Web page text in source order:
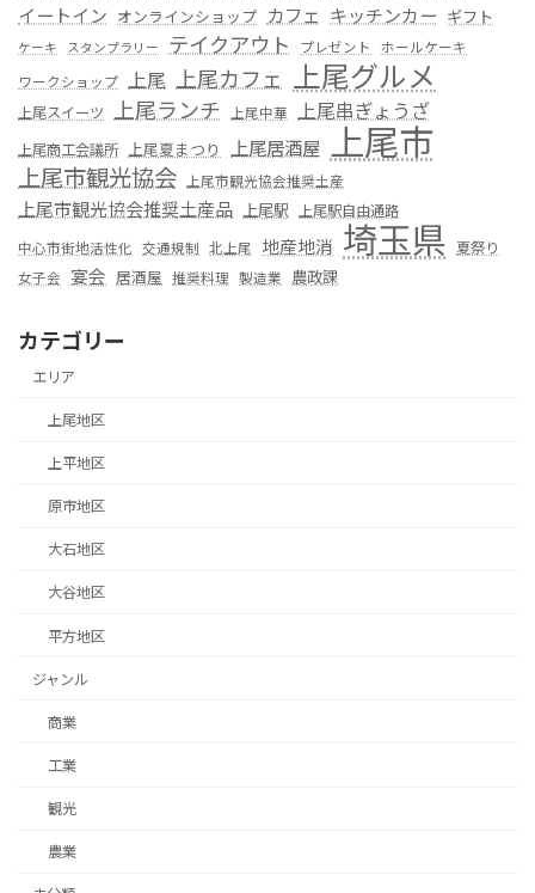
イートイン オンラインショップ カフェ キッチンカー ギフト
ケーキ スタンプラリー テイクアウト プレゼント
ホールケーキ
ワークショップ 上尾 上尾カフェ 上尾グルメ
上尾スイーツ 上尾ランチ 上尾中華 上尾串ぎょうざ
上尾商工会議所 上尾夏まつり 上尾居酒屋 上尾市
上尾市観光協会 上尾市観光協会推奨土産
上尾市観光協会推奨土産品 上尾駅 上尾駅自由通路
中心市街地活性化 交通規制 北上尾 地産地消 埼玉県 夏祭り
女子会 宴会 居酒屋 推奨料理 製造業 農政課
カテゴリー
エリア
上尾地区
上平地区
原市地区
大石地区
大谷地区
平方地区
ジャンル
商業
工業
観光
農業